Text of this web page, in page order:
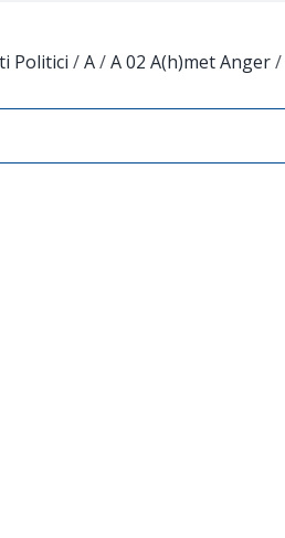
Politici /A/A 02 A(h)met Anger/